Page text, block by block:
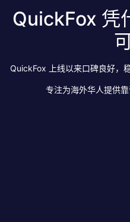
QuickFox 凭
QuickFox 上线以来口碑良好，
专注为海外华人提供靠